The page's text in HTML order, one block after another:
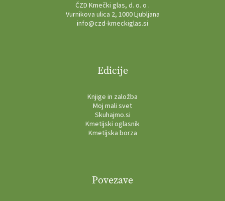
ČZD Kmečki glas, d. o. o .
Vurnikova ulica 2, 1000 Ljubljana
info@czd-kmeckiglas.si
Edicije
Knjige in založba
Moj mali svet
Skuhajmo.si
Kmetijski oglasnik
Kmetijska borza
Povezave